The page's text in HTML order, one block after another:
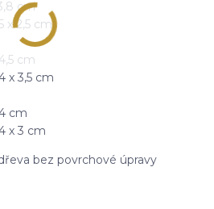
cm
x 2,5 cm
cm
x 3,5 cm
cm
x 3 cm
bez povrchové úpravy